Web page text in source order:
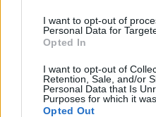
I want to opt-out of
Personal Data for
Opted In
I want to opt-out of
Retention, Sale, and/or
Personal Data that Is
Purposes for which it
Opted Out
αποκάλυψε ότι είναι
σημαίνει ότι γίνεσαι